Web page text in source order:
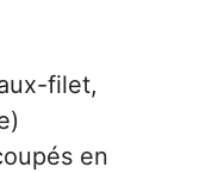
filet,
en